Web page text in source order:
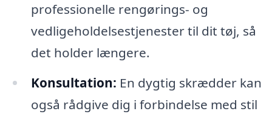
professionelle rengørings- og
vedligeholdelsestjenester til dit tøj, så
det holder længere.
Konsultation: En dygtig skrædder kan
også rådgive dig i forbindelse med stil